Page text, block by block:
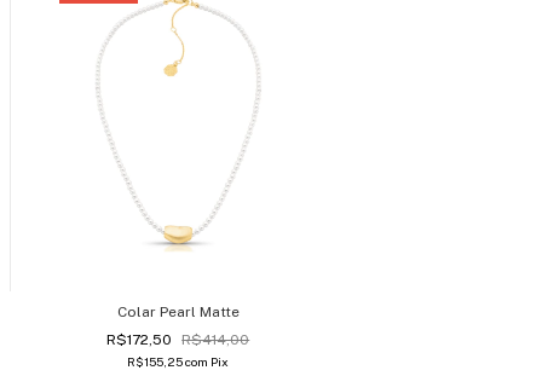
Colar Pearl Matte
R$172,50
R$414,00
R$155,25com Pix